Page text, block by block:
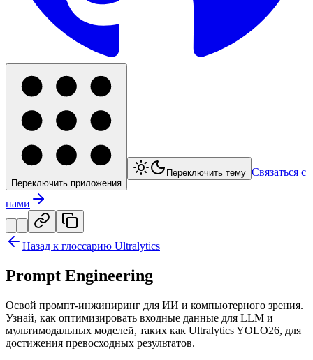
Переключить приложения
Переключить тему Связаться с
нами
Назад к глоссарию Ultralytics
Prompt Engineering
Освой промпт-инжиниринг для ИИ и компьютерного зрения.
Узнай, как оптимизировать входные данные для LLM и
мультимодальных моделей, таких как Ultralytics YOLO26, для
достижения превосходных результатов.